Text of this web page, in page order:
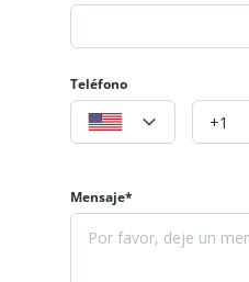
Teléfono
Mensaje*